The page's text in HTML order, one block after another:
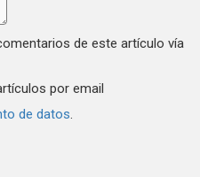
de este artículo vía
por email
de datos.